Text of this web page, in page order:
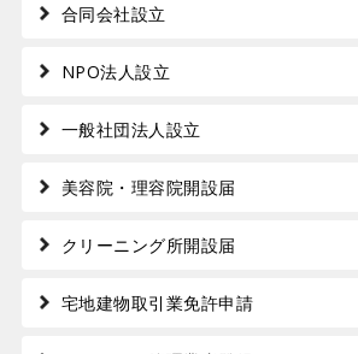
合同会社設立
NPO法人設立
一般社団法人設立
美容院・理容院開設届
クリーニング所開設届
宅地建物取引業免許申請